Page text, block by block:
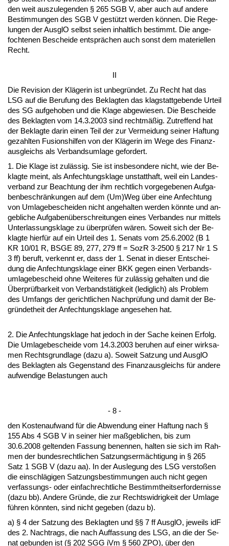
den weit aus­zu­le­gen­den § 265 SGB V, aber auch auf an­de­re
Be­stim­mun­gen des SGB V gestützt wer­den können. Die Re­ge­
lun­gen der Aus­glO selbst sei­en in­halt­lich be­stimmt. Die an­ge­
foch­te­nen Be­schei­de entsprächen auch sonst dem ma­te­ri­el­len
Recht.
II
Die Re­vi­si­on der Kläge­rin ist un­be­gründet. Zu Recht hat das
LSG auf die Be­ru­fung des Be­klag­ten das klag­s­tatt­ge­ben­de Ur­teil
des SG auf­ge­ho­ben und die Kla­ge ab­ge­wie­sen. Die Be­schei­de
des Be­klag­ten vom 14.3.2003 sind rechtmäßig. Zu­tref­fend hat
der Be­klag­te dar­in ei­nen Teil der zur Ver­mei­dung sei­ner Haf­tung
ge­zahl­ten Fu­si­ons­hil­fen von der Kläge­rin im We­ge des Fi­nanz­
aus­gleichs als Ver­bands­um­la­ge ge­for­dert.
1. Die Kla­ge ist zulässig. Sie ist ins­be­son­de­re nicht, wie der Be­
klag­te meint, als An­fech­tungs­kla­ge un­statt­haft, weil ein Lan­des­
ver­band zur Be­ach­tung der ihm recht­lich vor­ge­ge­be­nen Auf­ga­
ben­be­schränkun­gen auf dem (Um)Weg über ei­ne An­fech­tung
von Um­la­ge­be­schei­den nicht an­ge­hal­ten wer­den könn­te und an­
geb­li­che Auf­ga­benüber­schrei­tun­gen ei­nes Ver­ban­des nur mit­tels
Un­ter­las­sungs­kla­ge zu über­prüfen wären. So­weit sich der Be­
klag­te hierfür auf ein Ur­teil des 1. Se­nats vom 25.6.2002 (B 1
KR 10/01 R, BS­GE 89, 277, 279 ff = SozR 3-2500 § 217 Nr 1 S
3 ff) be­ruft, ver­kennt er, dass der 1. Se­nat in die­ser Ent­schei­
dung die An­fech­tungs­kla­ge ei­ner BKK ge­gen ei­nen Ver­bands­
um­la­ge­be­scheid oh­ne Wei­te­res für zulässig ge­hal­ten und die
Über­prüfbar­keit von Ver­bandstätig­keit (le­dig­lich) als Pro­blem
des Um­fangs der ge­richt­li­chen Nach­prüfung und da­mit der Be­
gründet­heit der An­fech­tungs­kla­ge an­ge­se­hen hat.
2. Die An­fech­tungs­kla­ge hat je­doch in der Sa­che kei­nen Er­folg.
Die Um­la­ge­be­schei­de vom 14.3.2003 be­ru­hen auf ei­ner wirk­sa­
men Rechts­grund­la­ge (da­zu a). So­weit Sat­zung und Aus­glO
des Be­klag­ten als Ge­gen­stand des Fi­nanz­aus­gleichs für an­de­re
auf­wen­di­ge Be­las­tun­gen auch
- 8 -
den Kos­ten­auf­wand für die Ab­wen­dung ei­ner Haf­tung nach §
155 Abs 4 SGB V in sei­ner hier maßgeb­li­chen, bis zum
30.6.2008 gel­ten­den Fas­sung be­nen­nen, hal­ten sie sich im Rah­
men der bun­des­recht­li­chen Sat­zungs­ermäch­ti­gung in § 265
Satz 1 SGB V (da­zu aa). In der Aus­le­gung des LSG ver­s­toßen
die ein­schlägi­gen Sat­zungs­be­stim­mun­gen auch nicht ge­gen
ver­fas­sungs- oder ein­fach­recht­li­che Be­stimmt­heits­er­for­der­nis­se
(da­zu bb). An­de­re Gründe, die zur Rechts­wid­rig­keit der Um­la­ge
führen könn­ten, sind nicht ge­ge­ben (da­zu b).
a) § 4 der Sat­zung des Be­klag­ten und §§ 7 ff Aus­glO, je­weils idF
des 2. Nach­trags, die nach Auf­fas­sung des LSG, an die der Se­
nat ge­bun­den ist (§ 202 SGG iVm § 560 ZPO), über den